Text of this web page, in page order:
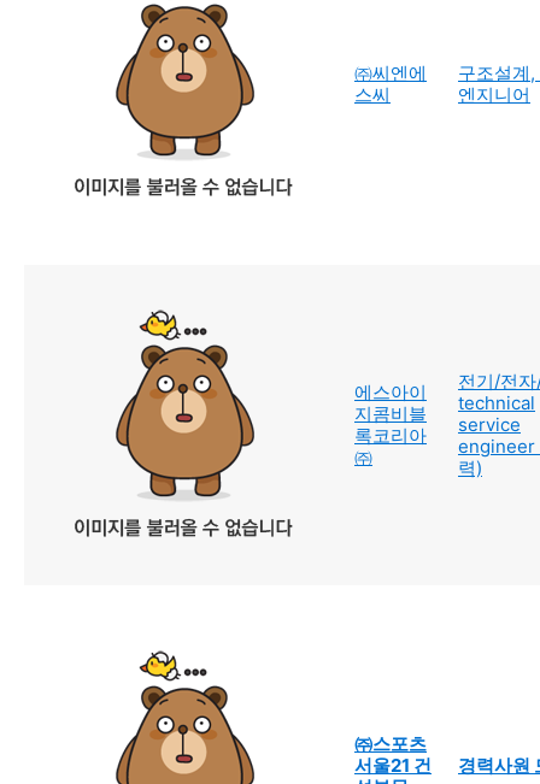
㈜씨엔에
스씨
구조설계,
엔지니어
에스아이
지콤비블
록코리아
㈜
전기/전
technical
service
engineer
력)
㈜스포츠
서울21 건
경력사원